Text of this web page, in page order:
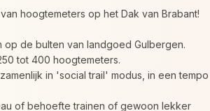
hoogtemeters op het Dak van Brabant!
de bulten van landgoed Gulbergen.
tot 400 hoogtemeters.
in 'social trail' modus, in een tempo
of behoefte trainen of gewoon lekker